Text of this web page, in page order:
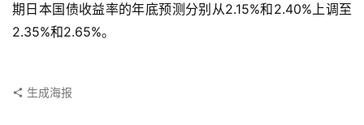
港
期日本国债收益率的年底预测分别从2.15%和2.40%上调至
2.35%和2.65%。
生成海报